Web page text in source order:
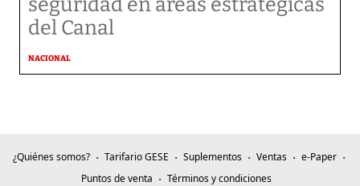
seguridad en áreas estratégicas
del Canal
NACIONAL
¿Quiénes somos? Tarifario GESE Suplementos Ventas
e-Paper
Puntos de venta
Términos y condiciones